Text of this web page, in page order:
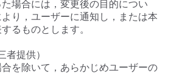
場合には，変更後の目的につい
り，ユーザーに通知し，または本
るものとします。
提供）
を除いて，あらかじめユーザーの